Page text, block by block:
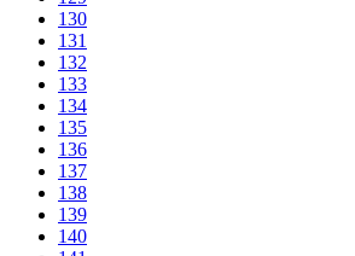
130
131
132
133
134
135
136
137
138
139
140